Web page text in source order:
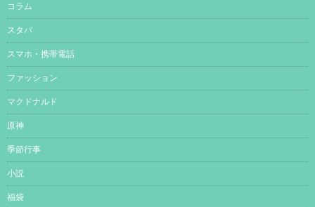
コラム
スタバ
スマホ・携帯電話
ファッション
マクドナルド
原神
季節行事
小説
福袋